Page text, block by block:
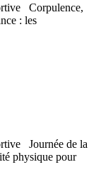
Corpulence,
: les
Journée de la
physique pour